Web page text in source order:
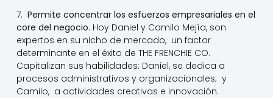
7. Permite concentrar los esfuerzos empresariales en el
core del negocio. Hoy Daniel y Camilo Mejía, son
expertos en su nicho de mercado, un factor
determinante en el éxito de THE FRENCHIE CO.
Capitalizan sus habilidades: Daniel, se dedica a
procesos administrativos y organizacionales; y
Camilo, a actividades creativas e innovación.